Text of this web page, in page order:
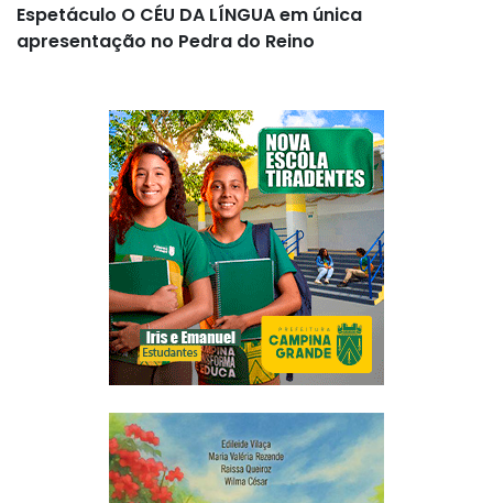
Espetáculo O CÉU DA LÍNGUA em única
apresentação no Pedra do Reino